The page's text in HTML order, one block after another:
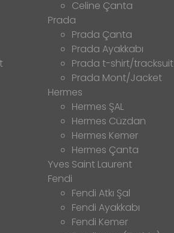
Celine Çanta
Prada
Prada Çanta
Prada Ayakkabı
Prada t-shirt/tracksuit
Prada Mont/Jacket
Hermes
Hermes ŞAL
Hermes Cüzdan
Hermes Kemer
Hermes Çanta
Yves Saint Laurent
Fendi
Fendi Atkı Şal
Fendi Ayakkabı
Fendi Kemer